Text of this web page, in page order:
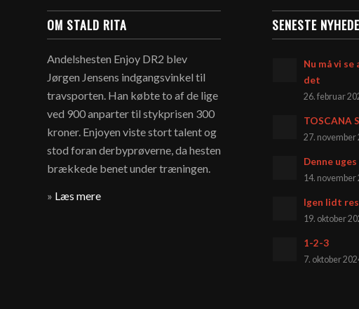
OM STALD RITA
Andelshesten Enjoy DR2 blev
Jørgen Jensens indgangsvinkel til
travsporten. Han købte to af de lige
ved 900 anparter til stykprisen 300
kroner. Enjoyen viste stort talent og
stod foran derbyprøverne, da hesten
brækkede benet under træningen.
» Læs mere
SENESTE
Nu må vi
det
26. februar
TOSCANA
27. november
Denne
14. november
Igen lidt
19. oktober
1-2-3
7. oktober